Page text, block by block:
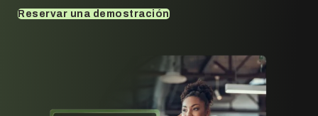
Reservar una demostración